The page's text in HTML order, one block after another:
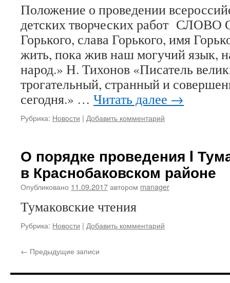
Положение о проведении
детских творческих работ
Горького, слава Горького, имя
жить, пока жив наш могучий язык,
народ.» Н. Тихонов «Писатель
трогательный, странный и
сегодня.» … Читать далее →
Рубрика: Новости | Добавить комментарий
О порядке проведения I
в Краснобаковском районе
Опубликовано 11.09.2017автором manager
Тумаковские чтения
Рубрика: Новости | Добавить комментарий
← Предыдущие записи